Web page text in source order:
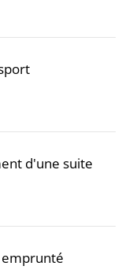
d'une suite
emprunté